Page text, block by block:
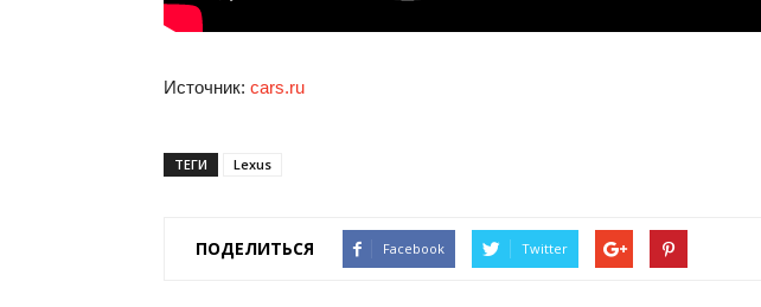
Источник: cars.ru
ТЕГИ Lexus
ПОДЕЛИТЬСЯ Facebook Twitter